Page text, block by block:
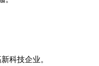
科技企业。